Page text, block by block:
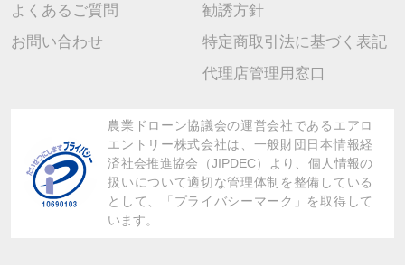
よくあるご質問
お問い合わせ
勧誘方針
特定商取引法に基づく表記
代理店管理用窓口
農業ドローン協議会の運営会社であるエアロ
エントリー株式会社は、 一般財団日本情報経
済社会推進協会（JIPDEC）より、 個人情報の
扱いについて適切な管理体制を整備している
として、「プライバシーマーク」を取得して
います。